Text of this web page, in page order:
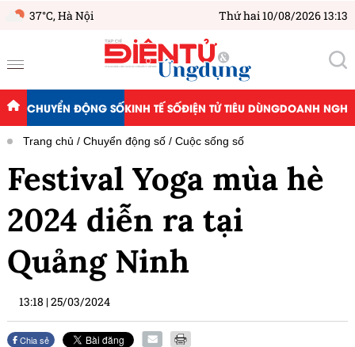
37°C,Hà Nội Thứ hai 10/08/2026 13:13
CHUYỂN ĐỘNG SỐKINH TẾ SỐĐIỆN TỬ TIÊU DÙNGDOANH
Trang chủ Chuyển động số Cuộc sống số
Festival Yoga mùa hè
2024 diễn ra tại
Quảng Ninh
13:18 |25/03/2024
Chia sẻ